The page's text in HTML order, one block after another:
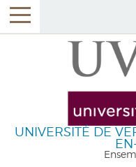
UNIVERSITÉ DE